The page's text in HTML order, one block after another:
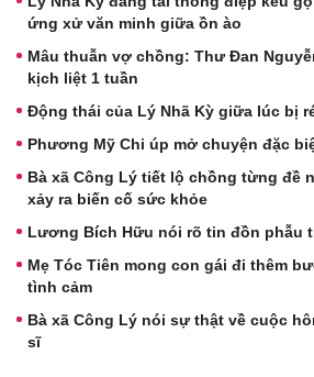
ứng xử văn minh giữa ồn ào
Mâu thuẫn vợ chồng: Thư Đan
kịch liệt 1 tuần
Động thái của Lý Nhã Kỳ giữa lúc bị
Phương Mỹ Chi úp mở chuyện đặc
Bà xã Công Lý tiết lộ chồng từng đề
xảy ra biến cố sức khỏe
Lương Bích Hữu nói rõ tin đồn phẫu
Mẹ Tóc Tiên mong con gái đi thêm
tình cảm
Bà xã Công Lý nói sự thật về cuộc
sĩ